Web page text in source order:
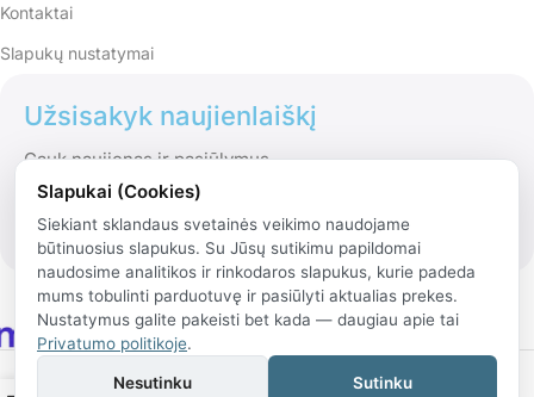
Kontaktai
Slapukų nustatymai
Užsisakyk naujienlaiškį
Gauk naujienas ir pasiūlymus
© 2026 Rinko.lt
Slapukai (Cookies)
Siekiant sklandaus svetainės veikimo naudojame
būtinuosius slapukus. Su Jūsų sutikimu papildomai
naudosime analitikos ir rinkodaros slapukus, kurie padeda
mums tobulinti parduotuvę ir pasiūlyti aktualias prekes.
Nustatymus galite pakeisti bet kada — daugiau apie tai
Privatumo politikoje.
Nesutinku Sutinku